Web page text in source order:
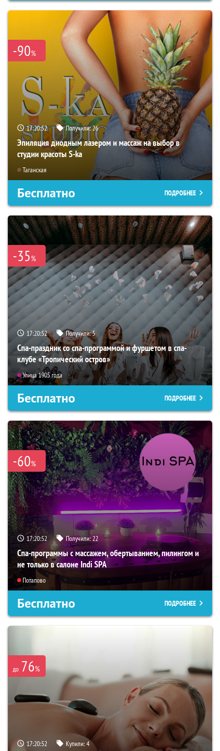
-90%
17:20:51 Получили:26
Эпиляция диодным лазером и массаж на выбор в
студии красоты S-ka
Таганская
Бесплатно ПОДРОБНЕЕ
-35%
17:20:51 Получили:5
Спа-праздник со спа-программой и фуршетом в спа-
клубе «Тропический остров»
Улица 1905 года
Бесплатно ПОДРОБНЕЕ
-60%
17:20:51 Получили:22
Спа-программы с массажем, обертыванием, пилингом и
не только в салоне Indi SPA
Потапово
Бесплатно ПОДРОБНЕЕ
до 76%
17:20:51 Купили:4